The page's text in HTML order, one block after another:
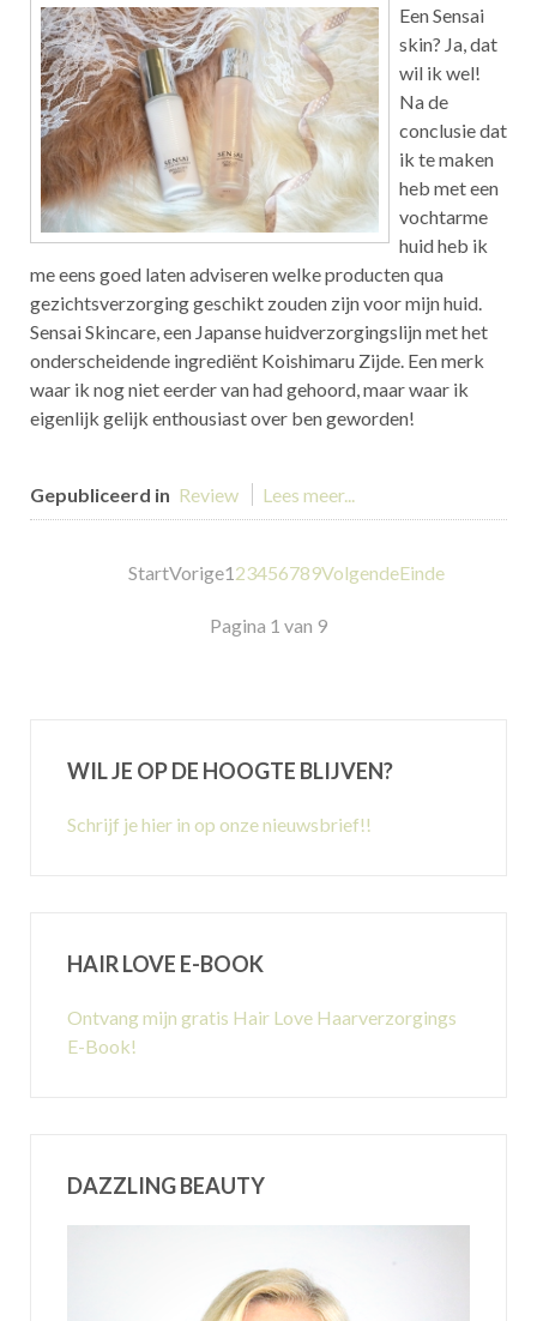
Een Sensai
skin? Ja, dat
wil ik wel!
Na de
conclusie dat
ik te maken
heb met een
vochtarme
huid heb ik
me eens goed laten adviseren welke producten qua
gezichtsverzorging geschikt zouden zijn voor mijn huid.
Sensai Skincare, een Japanse huidverzorgingslijn met het
onderscheidende ingrediënt Koishimaru Zijde. Een merk
waar ik nog niet eerder van had gehoord, maar waar ik
eigenlijk gelijk enthousiast over ben geworden!
Gepubliceerd in Review Lees meer...
StartVorige1 23456789VolgendeEinde
Pagina 1 van 9
WIL JE OP DE HOOGTE BLIJVEN?
Schrijf je hier in op onze nieuwsbrief!!
HAIR LOVE E-BOOK
Ontvang mijn gratis Hair Love Haarverzorgings
E-Book!
DAZZLING BEAUTY